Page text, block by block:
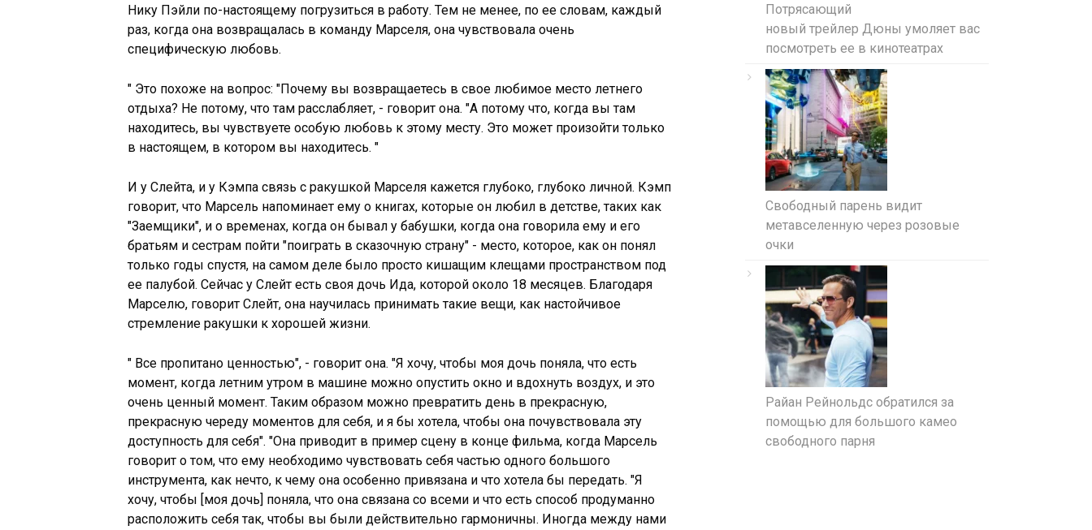
Нику Пэйли по-настоящему погрузиться в работу. Тем не менее, по ее словам, каждый
раз, когда она возвращалась в команду Марселя, она чувствовала очень
специфическую любовь.
" Это похоже на вопрос: "Почему вы возвращаетесь в свое любимое место летнего
отдыха? Не потому, что там расслабляет, - говорит она. "А потому что, когда вы там
находитесь, вы чувствуете особую любовь к этому месту. Это может произойти только
в настоящем, в котором вы находитесь. "
И у Слейта, и у Кэмпа связь с ракушкой Марселя кажется глубоко, глубоко личной. Кэмп
говорит, что Марсель напоминает ему о книгах, которые он любил в детстве, таких как
"Заемщики", и о временах, когда он бывал у бабушки, когда она говорила ему и его
братьям и сестрам пойти "поиграть в сказочную страну" - место, которое, как он понял
только годы спустя, на самом деле было просто кишащим клещами пространством под
ее палубой. Сейчас у Слейт есть своя дочь Ида, которой около 18 месяцев. Благодаря
Марселю, говорит Слейт, она научилась принимать такие вещи, как настойчивое
стремление ракушки к хорошей жизни.
" Все пропитано ценностью", - говорит она. "Я хочу, чтобы моя дочь поняла, что есть
момент, когда летним утром в машине можно опустить окно и вдохнуть воздух, и это
очень ценный момент. Таким образом можно превратить день в прекрасную,
прекрасную череду моментов для себя, и я бы хотела, чтобы она почувствовала эту
доступность для себя". "Она приводит в пример сцену в конце фильма, когда Марсель
говорит о том, что ему необходимо чувствовать себя частью одного большого
инструмента, как нечто, к чему она особенно привязана и что хотела бы передать. "Я
хочу, чтобы [моя дочь] поняла, что она связана со всеми и что есть способ продуманно
расположить себя так, чтобы вы были действительно гармоничны. Иногда между нами
Потрясающий
новый трейлер Дюны умоляет вас
посмотреть ее в кинотеатрах
Свободный парень видит
метавселенную через розовые
очки
Райан Рейнольдс обратился за
помощью для большого камео
свободного парня